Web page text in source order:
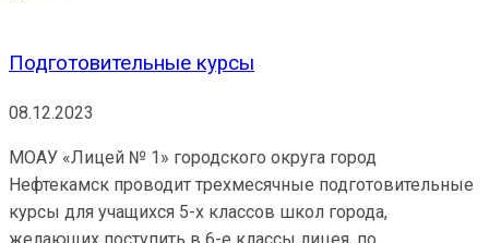
Подготовительные курсы
08.12.2023
МОАУ «Лицей № 1» городского округа город
Нефтекамск проводит трехмесячные подготовительные
курсы для учащихся 5-х классов школ города,